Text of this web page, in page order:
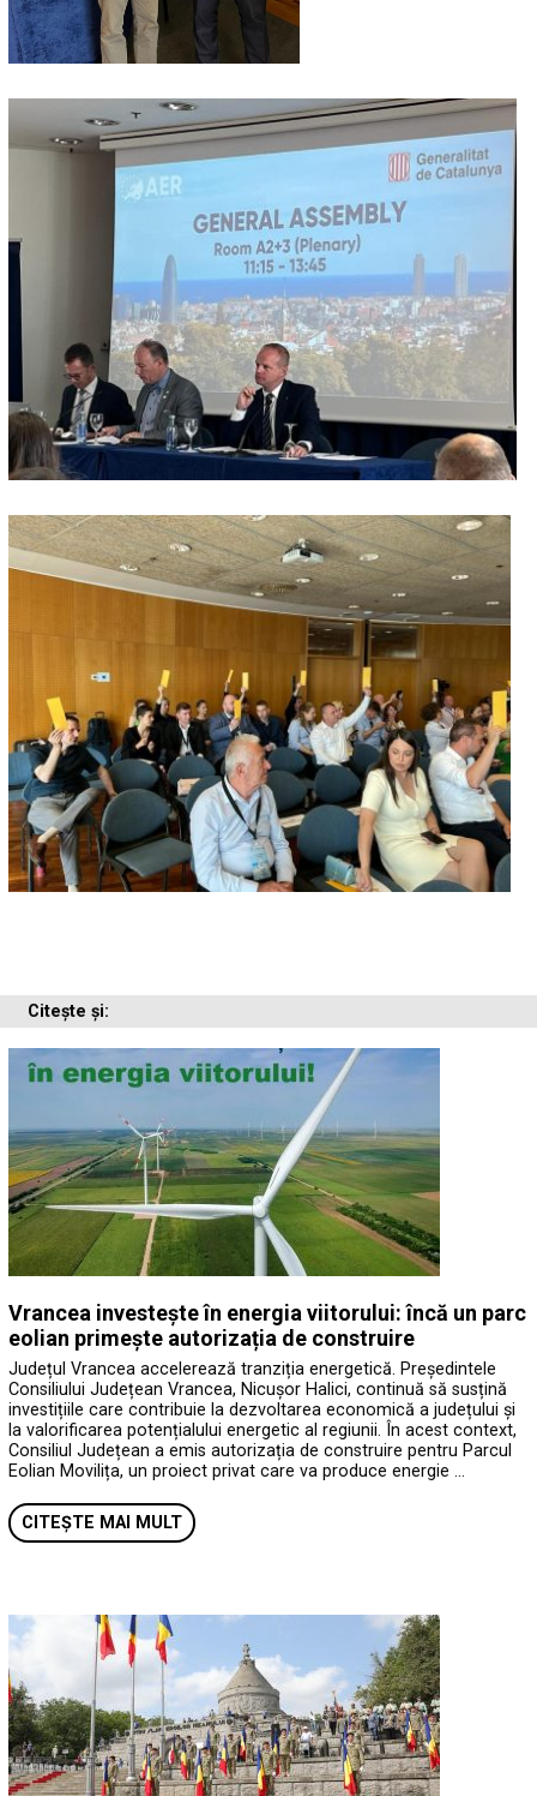
Citește și:
Vrancea investește în energia viitorului: încă un parc
eolian primește autorizația de construire
Județul Vrancea accelerează tranziția energetică. Președintele
Consiliului Județean Vrancea, Nicușor Halici, continuă să susțină
investițiile care contribuie la dezvoltarea economică a județului și
la valorificarea potențialului energetic al regiunii. În acest context,
Consiliul Județean a emis autorizația de construire pentru Parcul
Eolian Movilița, un proiect privat care va produce energie …
CITEȘTE MAI MULT